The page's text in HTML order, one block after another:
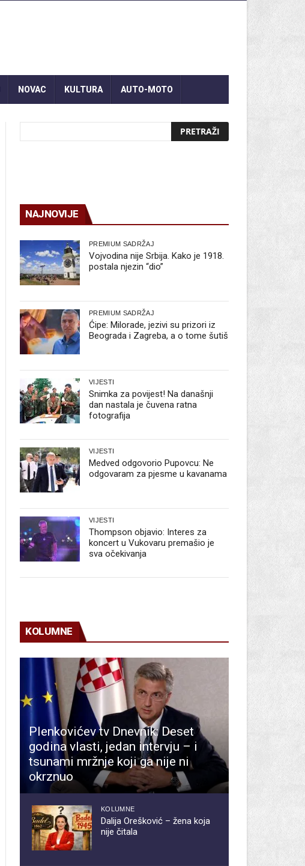
NOVAC KULTURA AUTO-MOTO
NAJNOVIJE
PREMIUM SADRŽAJ
Vojvodina nije Srbija. Kako je 1918.
postala njezin “dio”
PREMIUM SADRŽAJ
Ćipe: Milorade, jezivi su prizori iz
Beograda i Zagreba, a o tome šutiš
VIJESTI
Snimka za povijest! Na današnji
dan nastala je čuvena ratna
fotografija
VIJESTI
Medved odgovorio Pupovcu: Ne
odgovaram za pjesme u kavanama
VIJESTI
Thompson objavio: Interes za
koncert u Vukovaru premašio je
sva očekivanja
KOLUMNE
Plenkovićev tv Dnevnik: Deset
godina vlasti, jedan intervju – i
tsunami mržnje koji ga nije ni
okrznuo
KOLUMNE
Dalija Orešković – žena koja
nije čitala